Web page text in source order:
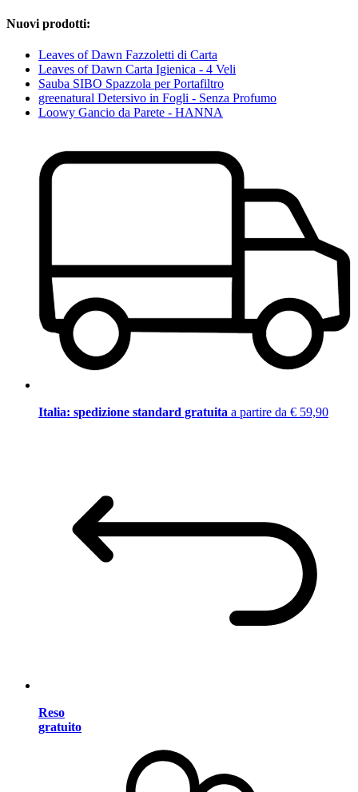
Nuovi prodotti:
Leaves of Dawn Fazzoletti di Carta
Leaves of Dawn Carta Igienica - 4 Veli
Sauba SIBO Spazzola per Portafiltro
greenatural Detersivo in Fogli - Senza Profumo
Loowy Gancio da Parete - HANNA
Italia: spedizione standard gratuita a partire da € 59,90
Reso
gratuito